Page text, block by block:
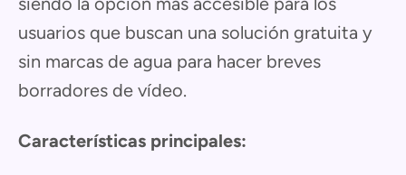
usuarios que buscan una solución gratuita y
sin marcas de agua para hacer breves
borradores de vídeo.
Características principales: